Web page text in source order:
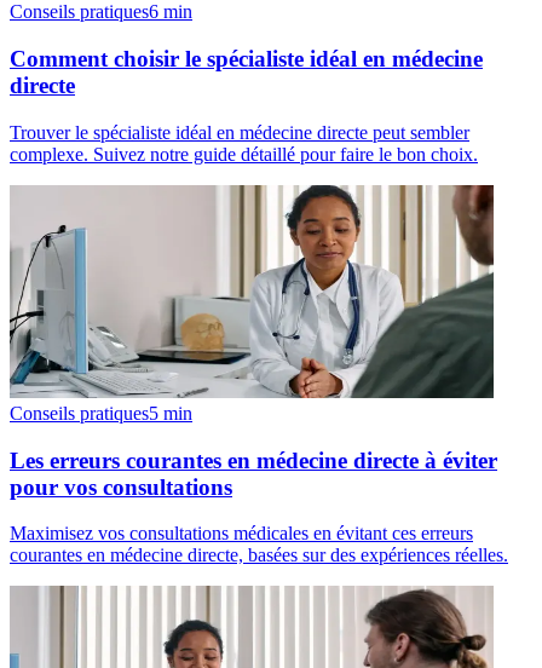
Conseils pratiques6 min
Comment choisir le spécialiste idéal en médecine
directe
Trouver le spécialiste idéal en médecine directe peut sembler
complexe. Suivez notre guide détaillé pour faire le bon choix.
Conseils pratiques5 min
Les erreurs courantes en médecine directe à éviter
pour vos consultations
Maximisez vos consultations médicales en évitant ces erreurs
courantes en médecine directe, basées sur des expériences réelles.